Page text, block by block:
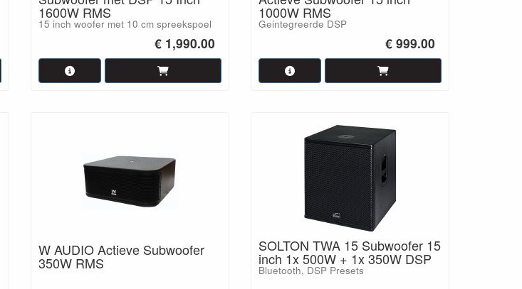
1600W RMS
15 inch woofer met 10 cm spreekspoel
€ 1,990.00
1000W RMS
Geintegreerde DSP
€ 999.00
W AUDIO Actieve Subwoofer
350W RMS
SOLTON TWA 15 Subwoofer 15
inch 1x 500W + 1x 350W DSP
Bluetooth, DSP Presets